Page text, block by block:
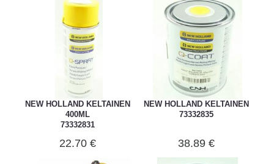
NEW HOLLAND KELTAINEN
400ML
73332831
22.70 €
NEW HOLLAND KELTAINEN
73332835
38.89 €